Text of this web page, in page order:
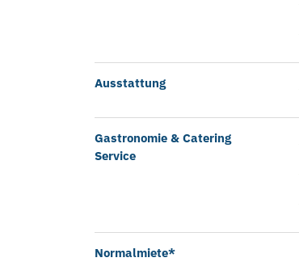
Ausstattung
Gastronomie & Catering
Service
Normalmiete*